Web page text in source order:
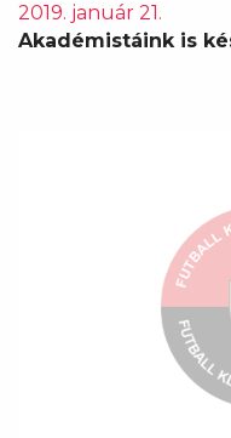
2019. január 21.
Akadémistáink is